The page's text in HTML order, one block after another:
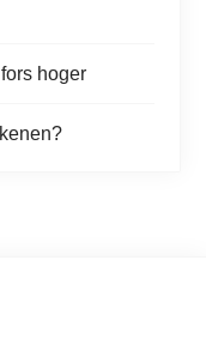
hoger